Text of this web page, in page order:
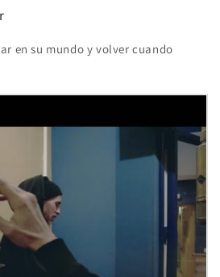
en su mundo y volver cuando